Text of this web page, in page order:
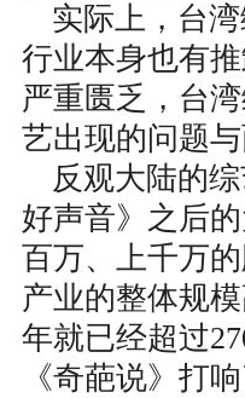
实际上，台
行业本身也有
严重匮乏，台
艺出现的问题
反观大陆的
好声音》之后
百万、上千万
产业的整体规
年就已经超过
《奇葩说》打